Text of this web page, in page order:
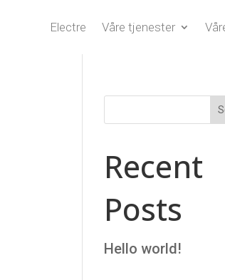
Electre Våre tjenester
Recent
Posts
Hello world!